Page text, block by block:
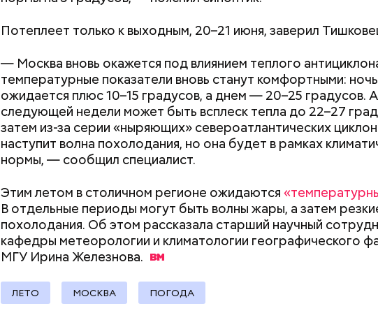
Потеплеет только к выходным, 20–21 июня, заверил
— Москва вновь окажется под влиянием теплого
температурные показатели вновь станут комфортными:
ожидается плюс 10–15 градусов, а днем — 20–25 градусов.
следующей недели может быть всплеск тепла до 22–27
затем из-за серии «ныряющих» североатлантических
наступит волна похолодания, но она будет в рамках
нормы, — сообщил специалист.
Этим летом в столичном регионе ожидаются
В отдельные периоды могут быть волны жары, а затем
похолодания. Об этом рассказала старший научный
кафедры метеорологии и климатологии географического
МГУ Ирина Железнова.
ЛЕТО МОСКВА ПОГОДА
Международный день холостяка
— Кабачки, порезанные кубиками, нужно легко обжарить на
сковороде. К ним добавляются зелень петрушки, чеснок,
оливковое масло. Получается очень вкусно, — поделился
Копылов.